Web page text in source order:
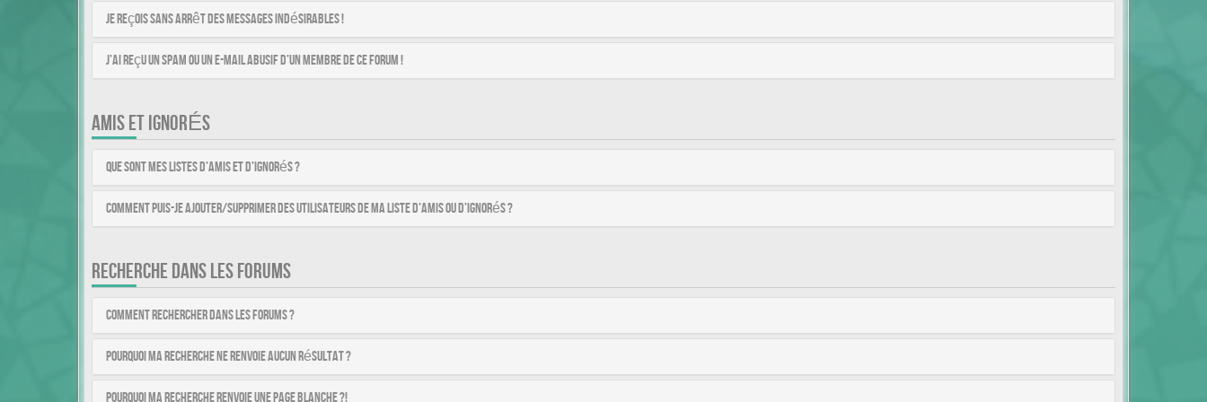
Je reçois sans arrêt des messages indésirables !
J’ai reçu un spam ou un e-mail abusif d’un membre de ce forum !
AMIS ET IGNORÉS
Que sont mes listes d’amis et d’ignorés ?
Comment puis-je ajouter/supprimer des utilisateurs de ma liste d’amis ou d’ignorés ?
RECHERCHE DANS LES FORUMS
Comment rechercher dans les forums ?
Pourquoi ma recherche ne renvoie aucun résultat ?
Pourquoi ma recherche renvoie une page blanche ?!